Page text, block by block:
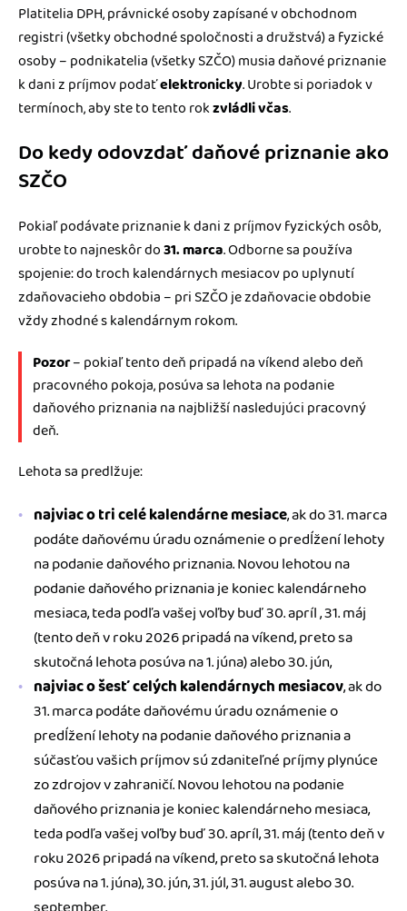
Platitelia DPH, právnické osoby zapísané v obchodnom
registri (všetky obchodné spoločnosti a družstvá) a fyzické
osoby – podnikatelia (všetky SZČO) musia daňové priznanie
k dani z príjmov podaťelektronicky. Urobte si poriadok v
termínoch, aby ste to tento rokzvládli včas.
Do kedy odovzdať daňové priznanie ako
SZČO
Pokiaľ podávate priznanie k dani z príjmov fyzických osôb,
urobte to najneskôr do31. marca. Odborne sa používa
spojenie: do troch kalendárnych mesiacov po uplynutí
zdaňovacieho obdobia – pri SZČO je zdaňovacie obdobie
vždy zhodné s kalendárnym rokom.
Pozor– pokiaľ tento deň pripadá na víkend alebo deň
pracovného pokoja, posúva sa lehota na podanie
daňového priznania na najbližší nasledujúci pracovný
deň.
Lehota sa predlžuje:
najviac o tri celé kalendárne mesiace, ak do 31. marca
podáte daňovému úradu oznámenie o predĺžení lehoty
na podanie daňového priznania. Novou lehotou na
podanie daňového priznania je koniec kalendárneho
mesiaca, teda podľa vašej voľby buď 30. apríl , 31. máj
(tento deň v roku 2026 pripadá na víkend, preto sa
skutočná lehota posúva na 1. júna) alebo 30. jún,
najviac o šesť celých kalendárnych mesiacov, ak do
31. marca podáte daňovému úradu oznámenie o
predĺžení lehoty na podanie daňového priznania a
súčasťou vašich príjmov sú zdaniteľné príjmy plynúce
zo zdrojov v zahraničí. Novou lehotou na podanie
daňového priznania je koniec kalendárneho mesiaca,
teda podľa vašej voľby buď 30. apríl, 31. máj (tento deň v
roku 2026 pripadá na víkend, preto sa skutočná lehota
posúva na 1. júna), 30. jún, 31. júl, 31. august alebo 30.